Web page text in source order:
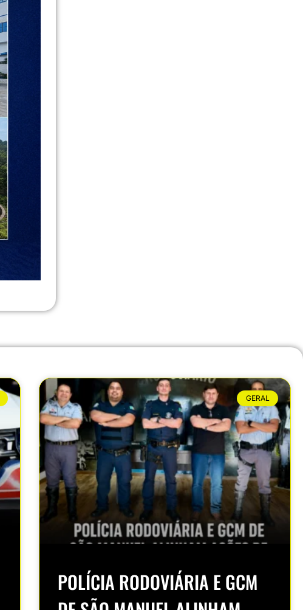
GERAL
POLÍCIA RODOVIÁRIA E GCM